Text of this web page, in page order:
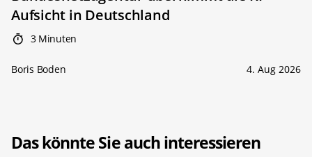
Aufsicht in Deutschland
3 Minuten
Boris Boden 4. Aug 2026
Das könnte Sie auch interessieren